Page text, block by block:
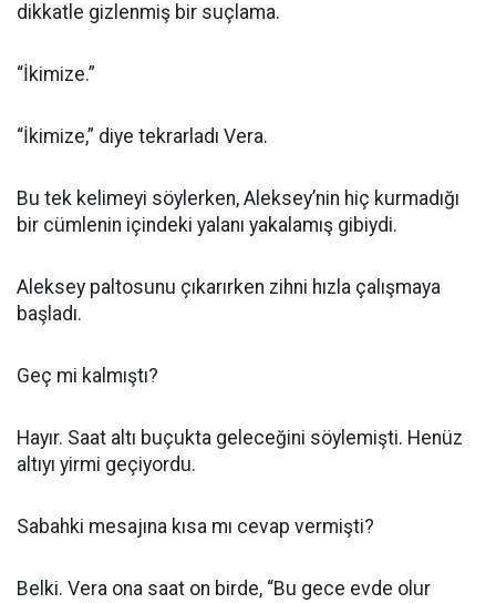
dikkatle gizlenmiş bir suçlama.
“İkimize.”
“İkimize,” diye tekrarladı Vera.
Bu tek kelimeyi söylerken, Aleksey’nin hiç kurmadığı
bir cümlenin içindeki yalanı yakalamış gibiydi.
Aleksey paltosunu çıkarırken zihni hızla çalışmaya
başladı.
Geç mi kalmıştı?
Hayır. Saat altı buçukta geleceğini söylemişti. Henüz
altıyı yirmi geçiyordu.
Sabahki mesajına kısa mı cevap vermişti?
Belki. Vera ona saat on birde, “Bu gece evde olur